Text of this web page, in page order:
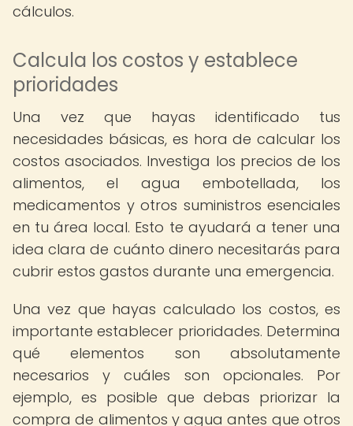
cálculos.
Calcula los costos y establece
prioridades
Una vez que hayas identificado tus
necesidades básicas, es hora de calcular los
costos asociados. Investiga los precios de los
alimentos, el agua embotellada, los
medicamentos y otros suministros esenciales
en tu área local. Esto te ayudará a tener una
idea clara de cuánto dinero necesitarás para
cubrir estos gastos durante una emergencia.
Una vez que hayas calculado los costos, es
importante establecer prioridades. Determina
qué elementos son absolutamente
necesarios y cuáles son opcionales. Por
ejemplo, es posible que debas priorizar la
compra de alimentos y agua antes que otros